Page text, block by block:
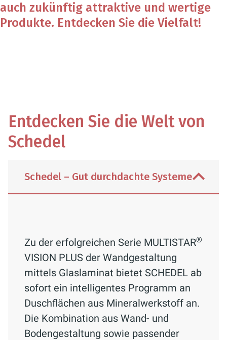
auch zukünftig attraktive und wertige
Produkte. Entdecken Sie die Vielfalt!
Entdecken Sie die Welt von
Schedel
Schedel – Gut durchdachte Systeme
Zu der erfolgreichen Serie MULTISTAR®
VISION PLUS der Wandgestaltung
mittels Glaslaminat bietet SCHEDEL ab
sofort ein intelligentes Programm an
Duschflächen aus Mineralwerkstoff an.
Die Kombination aus Wand- und
Bodengestaltung sowie passender